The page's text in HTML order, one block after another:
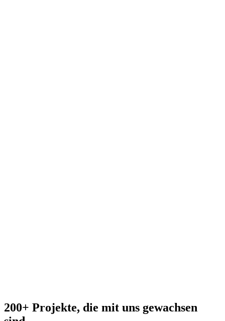
200+ Projekte, die mit uns gewachsen